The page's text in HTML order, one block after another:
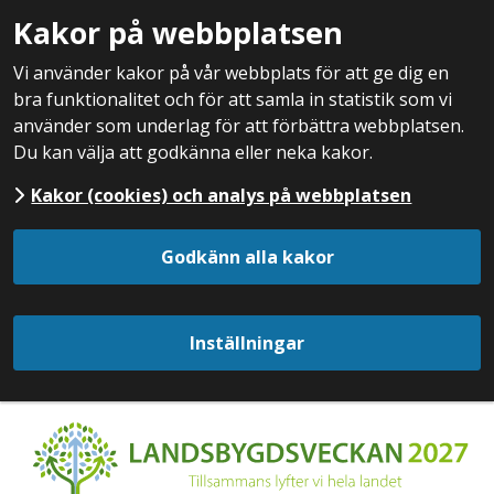
Kakor på webbplatsen
Vi använder kakor på vår webbplats för att ge dig en
bra funktionalitet och för att samla in statistik som vi
använder som underlag för att förbättra webbplatsen.
Du kan välja att godkänna eller neka kakor.
Kakor (cookies) och analys på webbplatsen
Godkänn alla kakor
Inställningar